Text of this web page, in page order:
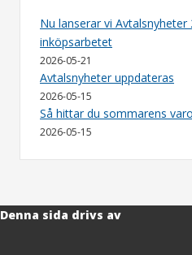
Nu lanserar vi
inköpsarbetet
2026-05-21
Avtalsnyheter uppdateras
2026-05-15
Så hittar du sommarens
2026-05-15
Denna sida drivs av